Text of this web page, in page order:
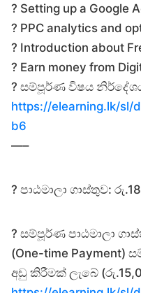
? Setting up a Google
? PPC analytics and
? Introduction about
? Earn money from
? සම්පූර්ණ විෂය
https://elearning.lk/sl/
b6
—–
?️ පාඨමාලා ගාස්තුව:
?️ සම්පූර්ණ පාඨමාලා
(One-time
අඩු කිරීමක් ලැබේ